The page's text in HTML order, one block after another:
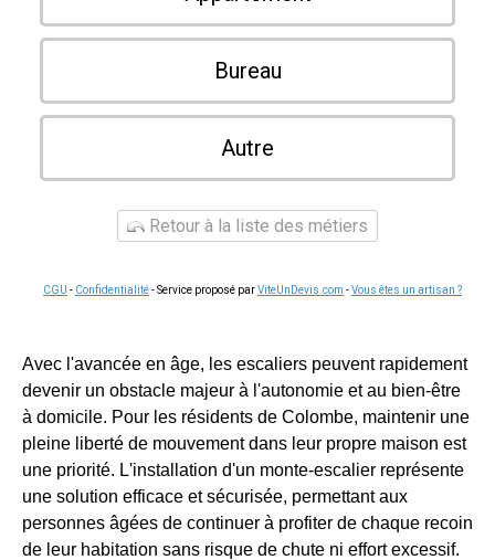
Bureau
Autre
Retour à la liste des métiers
CGU - Confidentialité- Service proposé parViteUnDevis.com -Vous êtes un artisan ?
Avec l'avancée en âge, les escaliers peuvent rapidement
devenir un obstacle majeur à l'autonomie et au bien-être
à domicile. Pour les résidents de Colombe, maintenir une
pleine liberté de mouvement dans leur propre maison est
une priorité. L'installation d'un monte-escalier représente
une solution efficace et sécurisée, permettant aux
personnes âgées de continuer à profiter de chaque recoin
de leur habitation sans risque de chute ni effort excessif.